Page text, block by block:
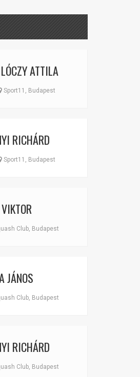
LÓCZY ATTILA
Sport11, Budapest
RICHÁRD
Sport11, Budapest
Club, Budapest
JÁNOS
Club, Budapest
RICHÁRD
Club, Budapest